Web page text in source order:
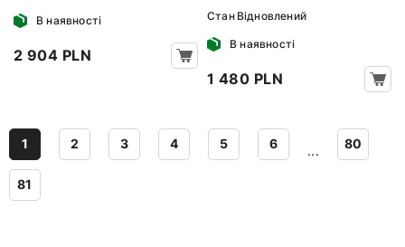
В наявності
2 904 PLN
Стан Відновлений
В наявності
1 480 PLN
1 2 3 4 5 6 ... 80
81